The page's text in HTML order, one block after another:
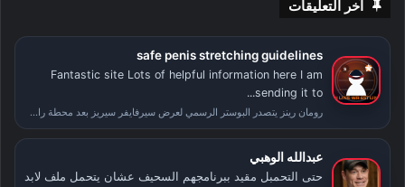
آخر التعليقات
safe penis stretching guidelines
Fantastic site Lots of helpful information here I am
sending it to...
رومان رينز يتصدر البوستر الرسمي لعرض سيرفايفر سيريز بعد محطة راسلمينيا
عبدالله الوهبي
حتى التحمبل مقيد ببرنامجهم السحيف عشان يتحمل ملف لابد